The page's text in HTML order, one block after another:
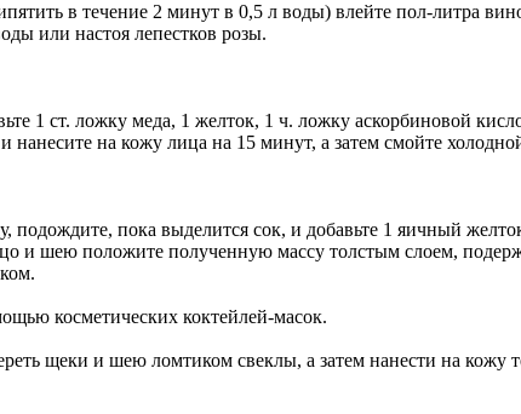
в течение 2 минут в 0,5 л воды) влейте пол-литра
или настоя лепестков розы.
1 ст. ложку меда, 1 желток, 1 ч. ложку аскорбиновой
нанесите на кожу лица на 15 минут, а затем смойте
подождите, пока выделится сок, и добавьте 1 яичный
и шею положите полученную массу толстым слоем,
косметических коктейлей-масок.
щеки и шею ломтиком свеклы, а затем нанести на кожу